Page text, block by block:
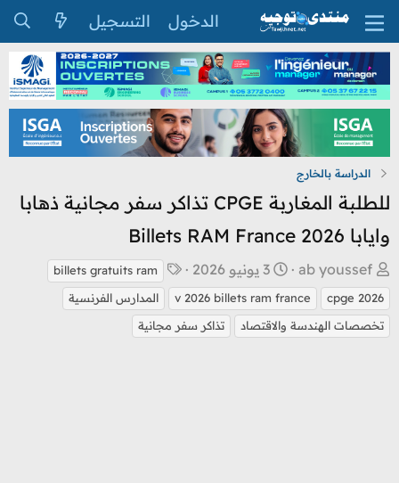
الدخول التسجيل
الدراسة بالخارج
للطلبة المغاربة CPGE تذاكر سفر مجانية ذهابا
وايابا 2026 Billets RAM France
ب
ا
د
ئ
ab youssef
ت
ا
ر
ي
3 يونيو 2026
ل
و
س
billets gratuits ram
cpge 2026
v 2026 billets ram france
المدارس الفرنسية
تخصصات الهندسة والاقتصاد
تذاكر سفر مجانية